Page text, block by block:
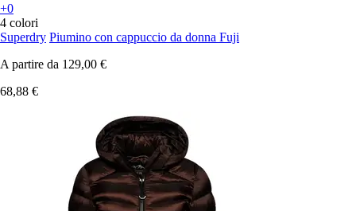
+0
4 colori
Superdry Piumino con cappuccio da donna Fuji
A partire da 129,00 €
68,88 €